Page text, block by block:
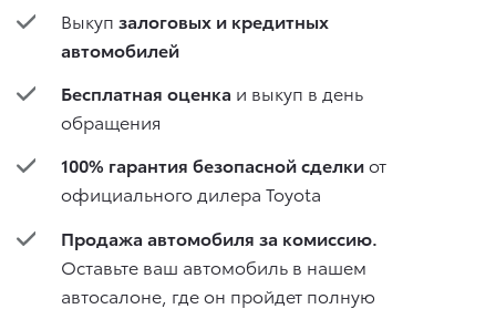
Выкуп залоговых и кредитных
автомобилей
Бесплатная оценка и выкуп в день
обращения
100% гарантия безопасной сделкиот
официального дилера Toyota
Продажа автомобиля за комиссию.
Оставьте ваш автомобиль в нашем
автосалоне, где он пройдет полную